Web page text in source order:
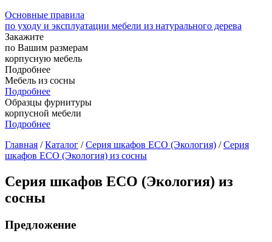
Основные правила
по уходу и эксплуатации мебели из натурального дерева
Закажите
по Вашим размерам
корпусную мебель
Подробнее
Мебель из сосны
Подробнее
Образцы фурнитуры
корпусной мебели
Подробнее
Главная /Каталог /Серия шкафов ECO (Экология) /Серия
шкафов ECO (Экология) из сосны
Серия шкафов ECO (Экология) из
сосны
Предложение